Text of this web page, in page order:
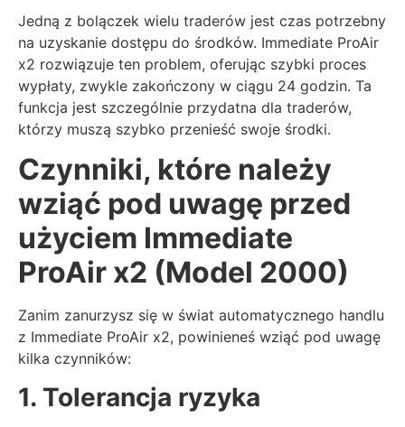
Jedną z bolączek wielu traderów jest czas potrzebny
na uzyskanie dostępu do środków. Immediate ProAir
x2 rozwiązuje ten problem, oferując szybki proces
wypłaty, zwykle zakończony w ciągu 24 godzin. Ta
funkcja jest szczególnie przydatna dla traderów,
którzy muszą szybko przenieść swoje środki.
Czynniki, które należy
wziąć pod uwagę przed
użyciem Immediate
ProAir x2 (Model 2000)
Zanim zanurzysz się w świat automatycznego handlu
z Immediate ProAir x2, powinieneś wziąć pod uwagę
kilka czynników:
1. Tolerancja ryzyka